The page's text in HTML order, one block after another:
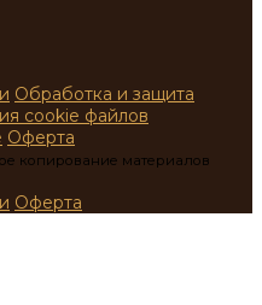
Обработка и защита
cookie файлов
Оферта
копирование материалов
Оферта